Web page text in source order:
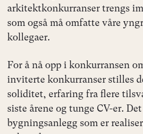
arkitektkonkurranser trengs
som også må omfatte våre
kollegaer.
For å nå opp i konkurransen
inviterte konkurranser stilles
soliditet, erfaring fra flere
siste årene og tunge CV-er.
bygningsanlegg som er